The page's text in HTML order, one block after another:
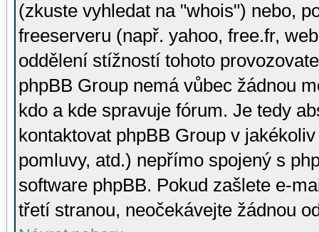
(zkuste vyhledat na "whois") nebo,
freeserveru (např. yahoo, free.fr,
oddělení stížností tohoto
phpBB Group nemá vůbec žádnou
kdo a kde spravuje fórum. Je tedy
kontaktovat phpBB Group v
pomluvy, atd.) nepřímo spojený s
software phpBB. Pokud zašlete e-
třetí stranou, neočekávejte žádnou